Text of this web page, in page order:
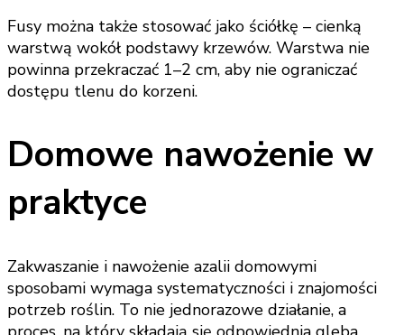
Fusy można także stosować jako ściółkę – cienką
warstwą wokół podstawy krzewów. Warstwa nie
powinna przekraczać 1–2 cm, aby nie ograniczać
dostępu tlenu do korzeni.
Domowe nawożenie w
praktyce
Zakwaszanie i nawożenie azalii domowymi
sposobami wymaga systematyczności i znajomości
potrzeb roślin. To nie jednorazowe działanie, a